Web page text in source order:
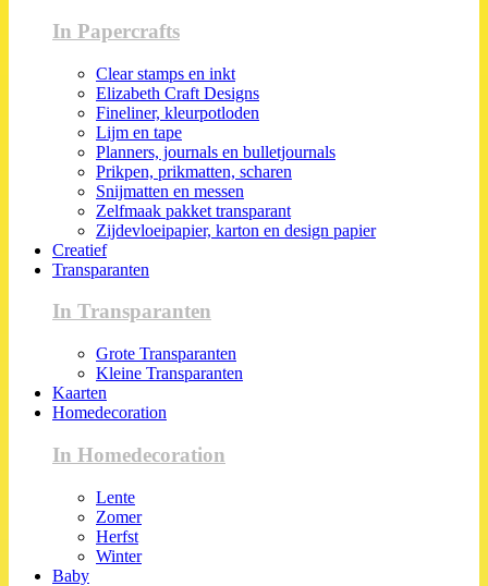
In Papercrafts
Clear stamps en inkt
Elizabeth Craft Designs
Fineliner, kleurpotloden
Lijm en tape
Planners, journals en bulletjournals
Prikpen, prikmatten, scharen
Snijmatten en messen
Zelfmaak pakket transparant
Zijdevloeipapier, karton en design papier
Creatief
Transparanten
In Transparanten
Grote Transparanten
Kleine Transparanten
Kaarten
Homedecoration
In Homedecoration
Lente
Zomer
Herfst
Winter
Baby